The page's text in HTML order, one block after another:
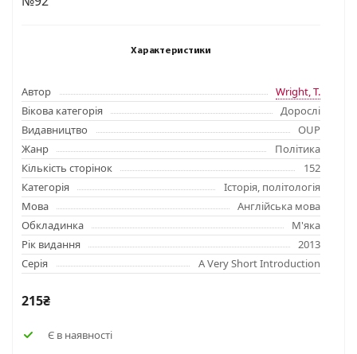
Характеристики
Автор
Wright, T.
Вікова категорія
Дорослі
Видавництво
OUP
Жанр
Політика
Кількість сторінок
152
Категорія
Історія, політологія
Мова
Англійська мова
Обкладинка
М'яка
Рік видання
2013
Серія
A Very Short Introduction
215₴
Є в наявності